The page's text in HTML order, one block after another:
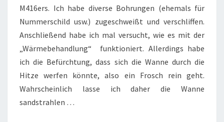
M416ers. Ich habe diverse Bohrungen (ehemals für
Nummerschild usw.) zugeschweißt und verschliffen.
Anschließend habe ich mal versucht, wie es mit der
„Wärmebehandlung“ funktioniert. Allerdings habe
ich die Befürchtung, dass sich die Wanne durch die
Hitze werfen könnte, also ein Frosch rein geht.
Wahrscheinlich lasse ich daher die Wanne
sandstrahlen …